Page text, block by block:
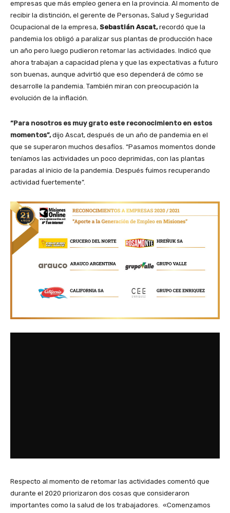
empresas que más empleo genera en la provincia. Al momento de
recibir la distinción, el gerente de Personas, Salud y Seguridad
Ocupacional de la empresa, Sebastián Ascat,recordó que la
pandemia los obligó a paralizar sus plantas de producción hace
un año pero luego pudieron retomar las actividades. Indicó que
ahora trabajan a capacidad plena y que las expectativas a futuro
son buenas, aunque advirtió que eso dependerá de cómo se
desarrolle la pandemia. También miran con preocupación la
evolución de la inflación.
“Para nosotros es muy grato este reconocimiento en estos
momentos”,dijo Ascat, después de un año de pandemia en el
que se superaron muchos desafíos. “Pasamos momentos donde
teníamos las actividades un poco deprimidas, con las plantas
paradas al inicio de la pandemia. Después fuimos recuperando
actividad fuertemente”.
Respecto al momento de retomar las actividades comentó que
durante el 2020 priorizaron dos cosas que consideraron
importantes como la salud de los trabajadores. «Comenzamos